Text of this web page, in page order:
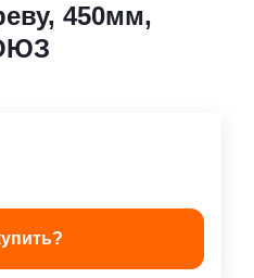
450мм,